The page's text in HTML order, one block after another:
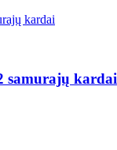
samurajų kardai